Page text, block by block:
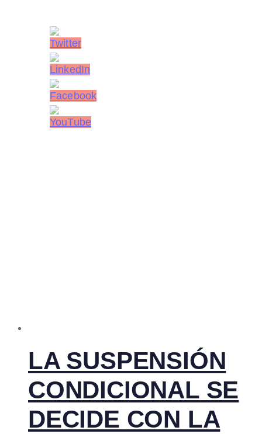
LA SUSPENSIÓN
CONDICIONAL SE
DECIDE CON LA